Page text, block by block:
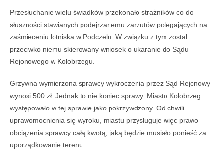
Przesłuchanie wielu świadków przekonało strażników co do
słuszności stawianych podejrzanemu zarzutów polegających na
zaśmieceniu lotniska w Podczelu. W związku z tym został
przeciwko niemu skierowany wniosek o ukaranie do Sądu
Rejonowego w Kołobrzegu.
Grzywna wymierzona sprawcy wykroczenia przez Sąd Rejonowy
wynosi 500 zł. Jednak to nie koniec sprawy. Miasto Kołobrzeg
występowało w tej sprawie jako pokrzywdzony. Od chwili
uprawomocnienia się wyroku, miastu przysługuje więc prawo
obciążenia sprawcy całą kwotą, jaką będzie musiało ponieść za
uporządkowanie terenu.